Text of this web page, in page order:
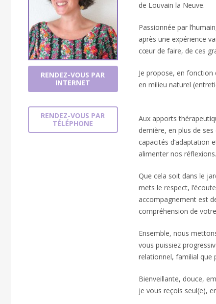
RENDEZ-VOUS PAR
INTERNET
RENDEZ-VOUS PAR
TÉLÉPHONE
de Louvain la Neuve.
Passionnée par
après une expérience
cœur de faire, de ces
Je propose, en
en milieu naturel
Aux apports
dernière, en plus de
capacités d’adaptation
alimenter nos réflexions.
Que cela soit dans le
mets le respect,
accompagnement est
compréhension de
Ensemble, nous
vous puissiez
relationnel, familial que
Bienveillante, douce,
je vous reçois seul(e),